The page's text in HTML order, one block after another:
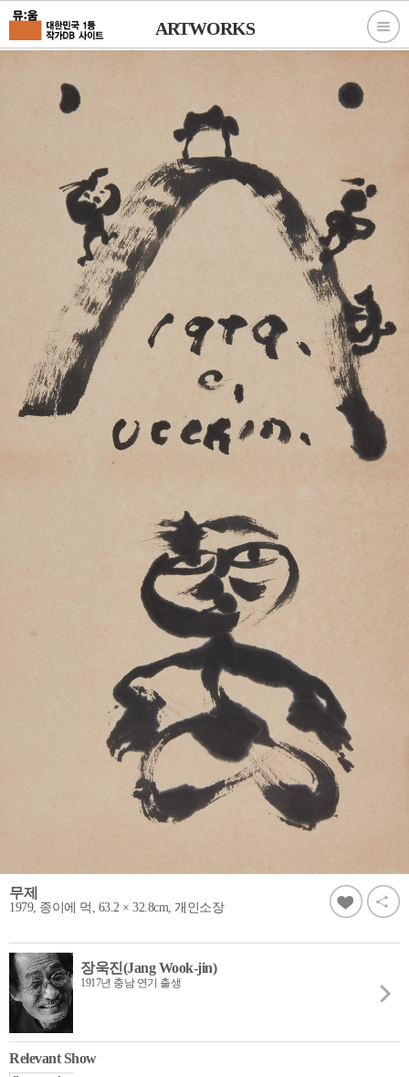
ARTWORKS
무제
1979, 종이에 먹, 63.2 × 32.8cm, 개인소장
장욱진(Jang Wook-jin)
1917년 충남 연기 출생
Relevant Show